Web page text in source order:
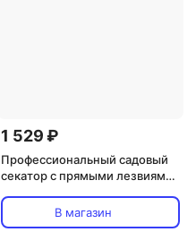
1 529 ₽
Профессиональный садовый
секатор с прямыми лезвиями
В магазин